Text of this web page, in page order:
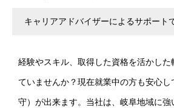
キャリアアドバイザーによるサポート
経験やスキル、取得した資格を活かした
ていませんか？現在就業中の方も安心
守）が出来ます。当社は、岐阜地域に強